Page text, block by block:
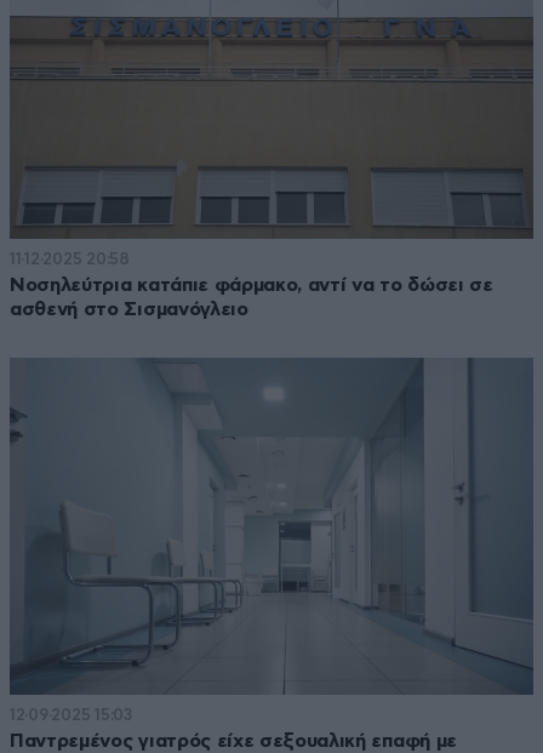
11·12·2025 20:58
Νοσηλεύτρια κατάπιε φάρμακο, αντί να το δώσει σε
ασθενή στο Σισμανόγλειο
12·09·2025 15:03
Παντρεμένος γιατρός είχε σεξουαλική επαφή με